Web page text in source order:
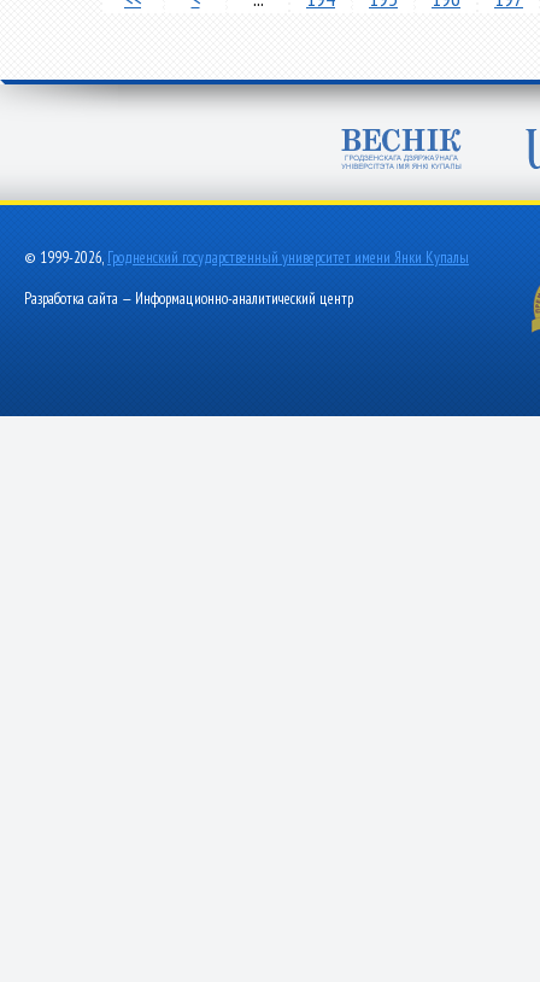
© 1999-2026, Гродненский государственный университет имени Янки Купалы
Разработка сайта — Информационно-аналитический центр